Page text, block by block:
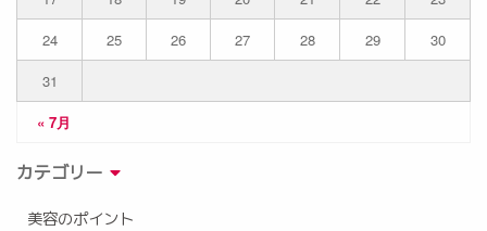
« 7月
24
25 26 27 28 29
30
31
カテゴリー
美容のポイント